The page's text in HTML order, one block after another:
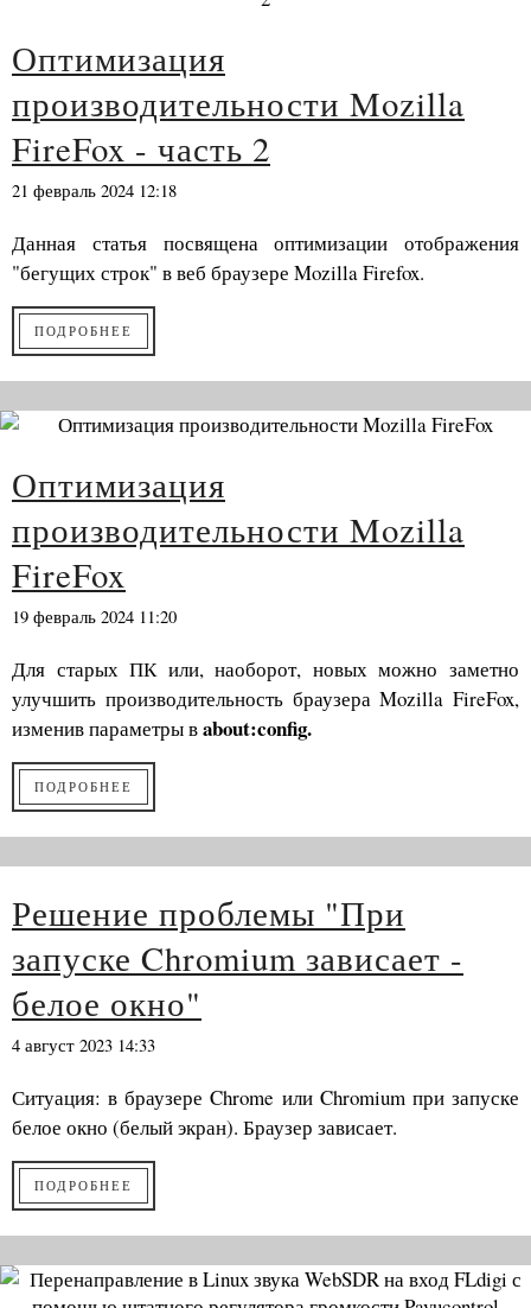
Оптимизация
производительности Mozilla
FireFox - часть 2
21 февраль 2024 12:18
Данная статья посвящена оптимизации отображения
"бегущих строк" в веб браузере Mozilla Firefox.
ПОДРОБНЕЕ
Оптимизация
производительности Mozilla
FireFox
19 февраль 2024 11:20
Для старых ПК или, наоборот, новых можно заметно
улучшить производительность браузера Mozilla FireFox,
изменив параметры вabout:config.
ПОДРОБНЕЕ
Решение проблемы "При
запуске Chromium зависает -
белое окно"
4 август 2023 14:33
Ситуация: в браузере Chrome или Chromium при запуске
белое окно (белый экран). Браузер зависает.
ПОДРОБНЕЕ